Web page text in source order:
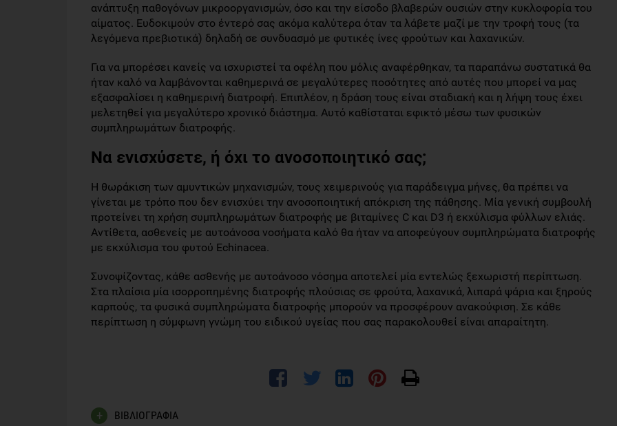
ανάπτυξη παθογόνων μικροοργανισμών, όσο και την είσοδο βλαβερών ουσιών στην κυκλοφορία του
αίματος. Ευδοκιμούν στο έντερό σας ακόμα καλύτερα όταν τα λάβετε μαζί με την τροφή τους (τα
λεγόμενα πρεβιοτικά) δηλαδή σε συνδυασμό με φυτικές ίνες φρούτων και λαχανικών.
Για να μπορέσει κανείς να ισχυριστεί τα οφέλη που μόλις αναφέρθηκαν, τα παραπάνω συστατικά θα
ήταν καλό να λαμβάνονται καθημερινά σε μεγαλύτερες ποσότητες από αυτές που μπορεί να μας
εξασφαλίσει η καθημερινή διατροφή. Επιπλέον, η δράση τους είναι σταδιακή και η λήψη τους έχει
μελετηθεί για μεγαλύτερο χρονικό διάστημα. Αυτό καθίσταται εφικτό μέσω των φυσικών
συμπληρωμάτων διατροφής.
Να ενισχύσετε, ή όχι το ανοσοποιητικό σας;
Η θωράκιση των αμυντικών μηχανισμών, τους χειμερινούς για παράδειγμα μήνες, θα πρέπει να
γίνεται με τρόπο που δεν ενισχύει την ανοσοποιητική απόκριση της πάθησης. Μία γενική συμβουλή
προτείνει τη χρήση συμπληρωμάτων διατροφής με βιταμίνες C και D3 ή εκχύλισμα φύλλων ελιάς.
Αντίθετα, ασθενείς με αυτοάνοσα νοσήματα καλό θα ήταν να αποφεύγουν συμπληρώματα διατροφής
με εκχύλισμα του φυτού Echinacea.
Συνοψίζοντας, κάθε ασθενής με αυτοάνοσο νόσημα αποτελεί μία εντελώς ξεχωριστή περίπτωση.
Στα πλαίσια μία ισορροπημένης διατροφής πλούσιας σε φρούτα, λαχανικά, λιπαρά ψάρια και ξηρούς
καρπούς, τα φυσικά συμπληρώματα διατροφής μπορούν να προσφέρουν ανακούφιση. Σε κάθε
περίπτωση η σύμφωνη γνώμη του ειδικού υγείας που σας παρακολουθεί είναι απαραίτητη.
ΒΙΒΛΙΟΓΡΑΦΙΑ